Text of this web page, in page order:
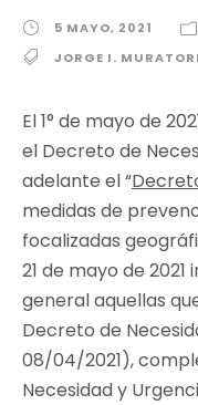
5 MAYO, 2021
JORGE I.
El 1° de mayo de
el Decreto de
adelante el “
medidas de
focalizadas
21 de mayo de
general aquellas
Decreto de
08/04/2021),
Necesidad y